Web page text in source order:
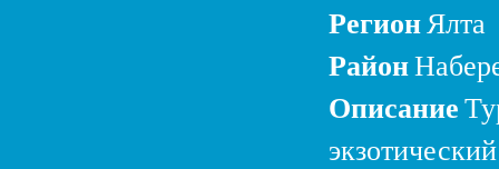
РегионЯлта
Район
Описание